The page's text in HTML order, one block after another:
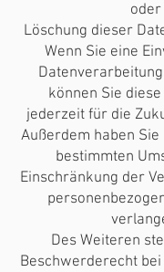
oder
Löschung dieser
Wenn Sie eine
können Sie
jederzeit für die
Außerdem haben
bestimmten
Einschränkung der
Des Weiteren
Beschwerderecht